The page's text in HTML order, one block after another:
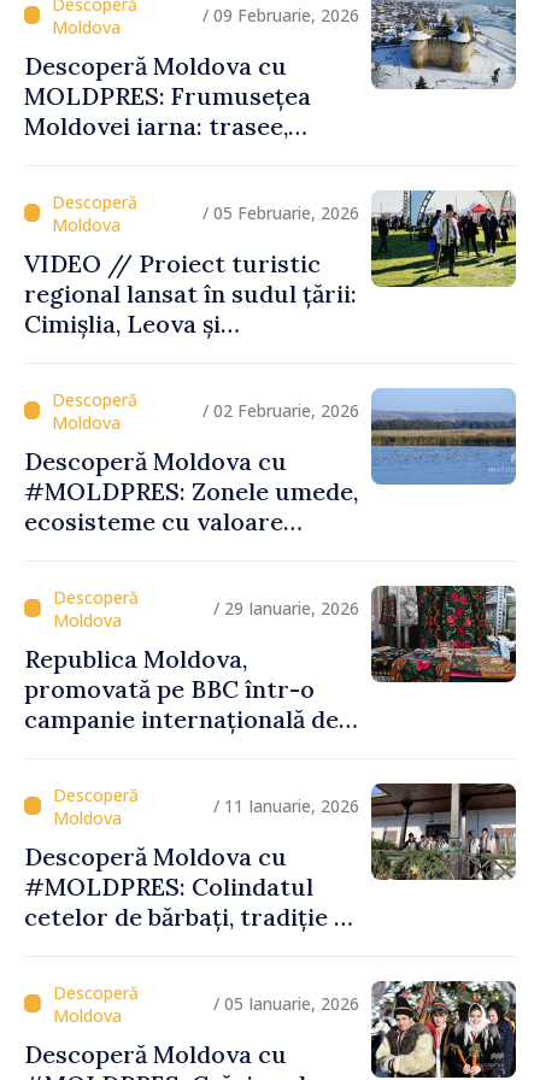
/ 09 Februarie, 2026
Descoperă Moldova cu
MOLDPRES: Frumusețea
Moldovei iarna: trasee,
/ 05 Februarie, 2026
VIDEO // Proiect turistic
regional lansat în sudul țării:
Cimișlia, Leova și
/ 02 Februarie, 2026
Descoperă Moldova cu
#MOLDPRES: Zonele umede,
ecosisteme cu valoare
turistice unice
/ 29 Ianuarie, 2026
Republica Moldova,
promovată pe BBC într-o
campanie internațională de
/ 11 Ianuarie, 2026
Descoperă Moldova cu
#MOLDPRES: Colindatul
cetelor de bărbați, tradiție și
/ 05 Ianuarie, 2026
Descoperă Moldova cu